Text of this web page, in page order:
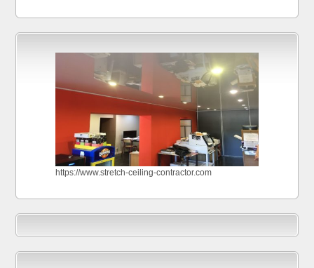
https://www.stretch-ceiling-contractor.com